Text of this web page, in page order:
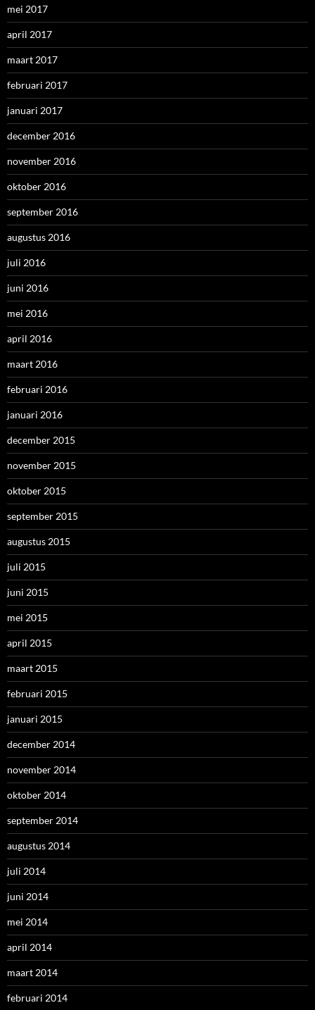
mei 2017
april 2017
maart 2017
februari 2017
januari 2017
december 2016
november 2016
oktober 2016
september 2016
augustus 2016
juli 2016
juni 2016
mei 2016
april 2016
maart 2016
februari 2016
januari 2016
december 2015
november 2015
oktober 2015
september 2015
augustus 2015
juli 2015
juni 2015
mei 2015
april 2015
maart 2015
februari 2015
januari 2015
december 2014
november 2014
oktober 2014
september 2014
augustus 2014
juli 2014
juni 2014
mei 2014
april 2014
maart 2014
februari 2014